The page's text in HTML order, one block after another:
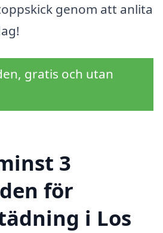
genom att anlita
gratis och utan
3
för
i Los